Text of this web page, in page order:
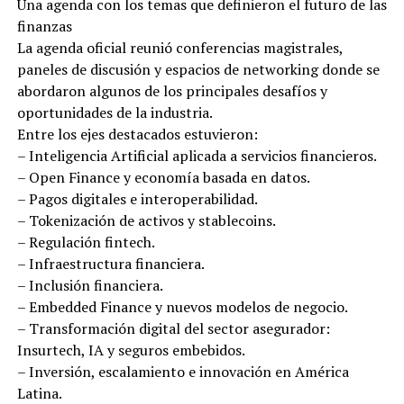
Una agenda con los temas que definieron el futuro de las
finanzas
La agenda oficial reunió conferencias magistrales,
paneles de discusión y espacios de networking donde se
abordaron algunos de los principales desafíos y
oportunidades de la industria.
Entre los ejes destacados estuvieron:
– Inteligencia Artificial aplicada a servicios financieros.
– Open Finance y economía basada en datos.
– Pagos digitales e interoperabilidad.
– Tokenización de activos y stablecoins.
– Regulación fintech.
– Infraestructura financiera.
– Inclusión financiera.
– Embedded Finance y nuevos modelos de negocio.
– Transformación digital del sector asegurador:
Insurtech, IA y seguros embebidos.
– Inversión, escalamiento e innovación en América
Latina.